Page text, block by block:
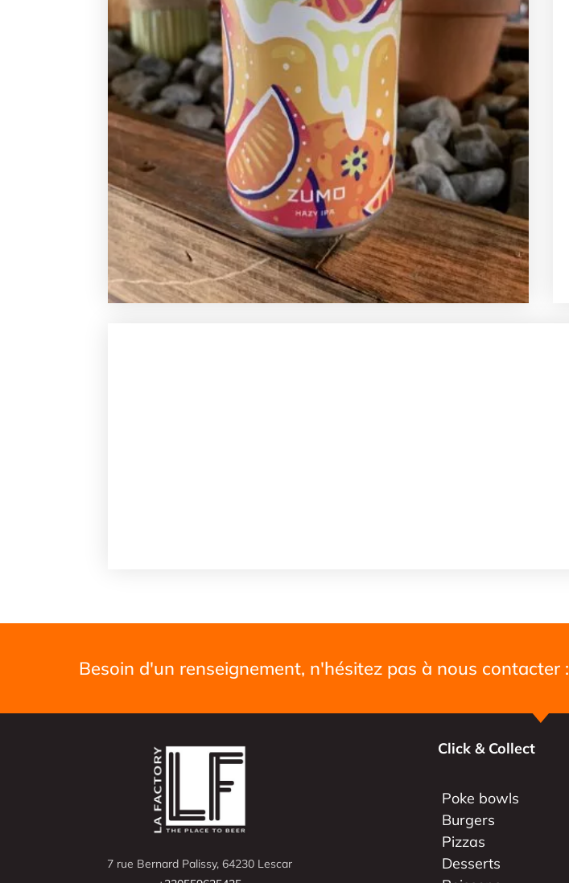
Besoin d'un renseignement, n'hésitez pas à nous contacter :
7 rue Bernard Palissy, 64230 Lescar
Click & Collect
Poke bowls
Burgers
Pizzas
Desserts